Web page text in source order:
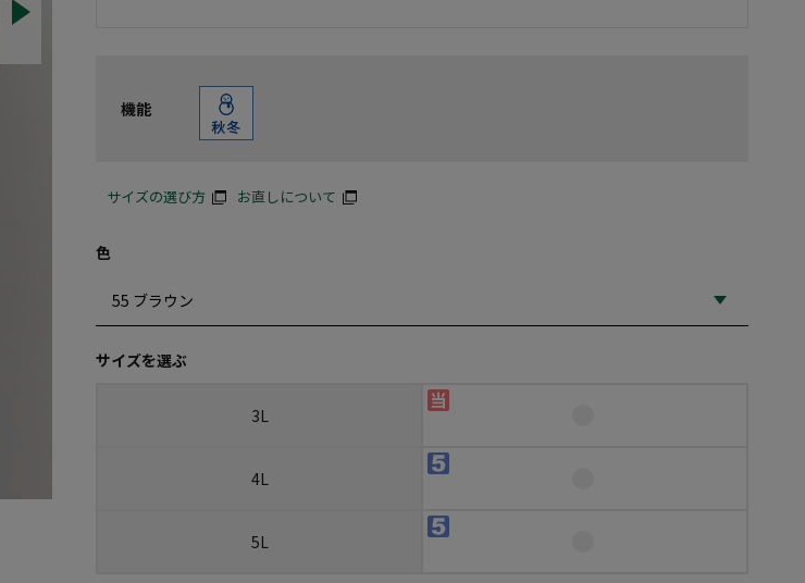
機能
サイズの選び方 お直しについて
色
サイズを選ぶ
3L
4L
5L